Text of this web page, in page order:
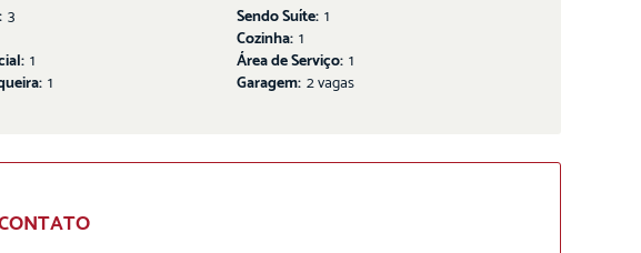
3 Sendo Suíte: 1
Cozinha: 1
1 Área de Serviço: 1
1 Garagem: 2 vagas